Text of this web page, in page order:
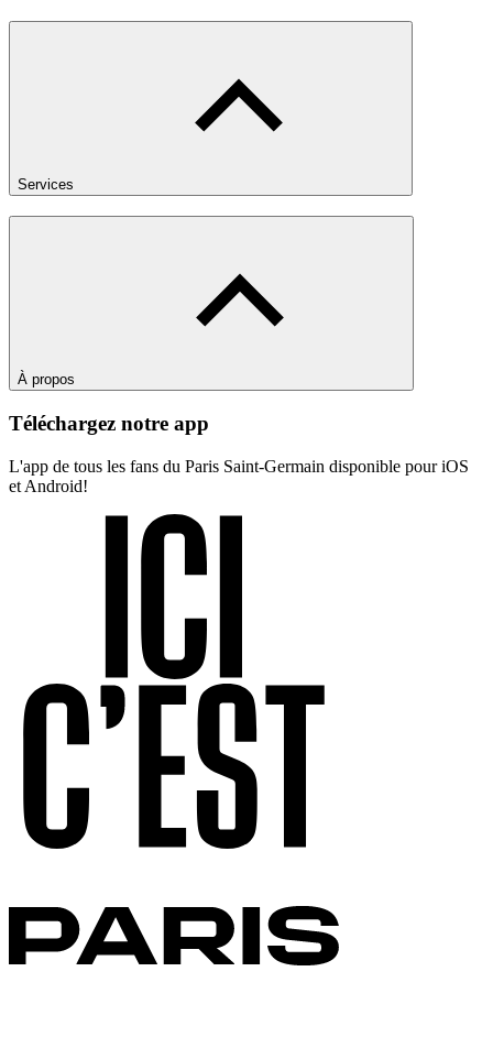
Services
À propos
Téléchargez notre app
L'app de tous les fans du Paris Saint-Germain disponible pour iOS
et Android!